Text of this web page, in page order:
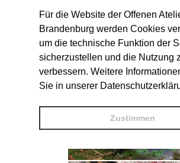
Für die Website der Offenen
Brandenburg werden Cookies
um die technische Funktion der
sicherzustellen und die Nutzung
verbessern. Weitere
Sie in unserer
Zustimmen